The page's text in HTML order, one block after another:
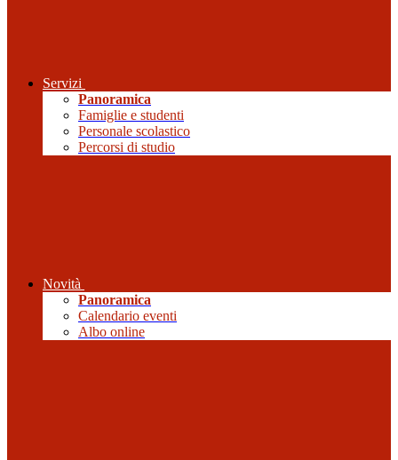
Servizi
Panoramica
Famiglie e studenti
Personale scolastico
Percorsi di studio
Novità
Panoramica
Calendario eventi
Albo online